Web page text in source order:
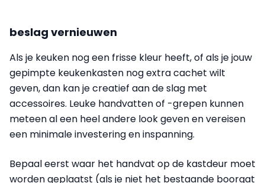
beslag vernieuwen
Als je keuken nog een frisse kleur heeft, of als je jouw
gepimpte keukenkasten nog extra cachet wilt
geven, dan kan je creatief aan de slag met
accessoires. Leuke handvatten of -grepen kunnen
meteen al een heel andere look geven en vereisen
een minimale investering en inspanning.
Bepaal eerst waar het handvat op de kastdeur moet
worden geplaatst (als je niet het bestaande boorgat